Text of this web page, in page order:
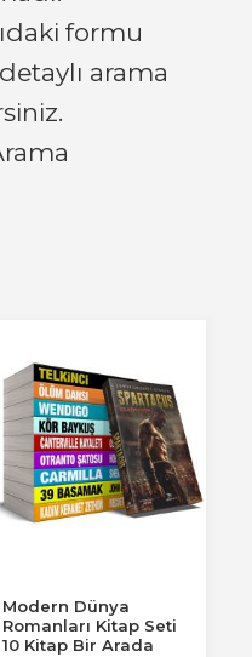
Modern Dünya
Romanları Kitap Seti
10 Kitap Bir Arada
formu
arama